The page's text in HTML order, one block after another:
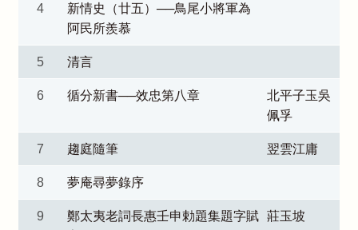
4
新情史（廿五）──鳥尾小將軍為
阿民所羨慕
5 清言
6 循分新書──效忠第八章
北平子玉吳
佩孚
7 趨庭隨筆 翌雲江庸
8 夢庵尋夢錄序
9
鄭太夷老詞長惠壬申勅題集題字賦
莊玉坡